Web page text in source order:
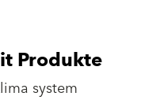
Produkte
system